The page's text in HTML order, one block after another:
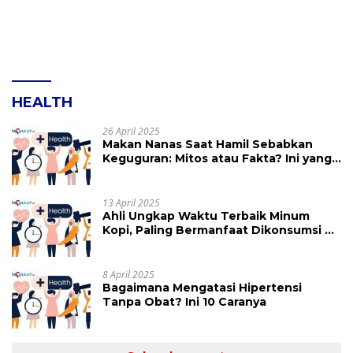
HEALTH
26 April 2025
Makan Nanas Saat Hamil Sebabkan
Keguguran: Mitos atau Fakta? Ini yang
13 April 2025
Ahli Ungkap Waktu Terbaik Minum
Kopi, Paling Bermanfaat Dikonsumsi di
8 April 2025
Bagaimana Mengatasi Hipertensi
Tanpa Obat? Ini 10 Caranya